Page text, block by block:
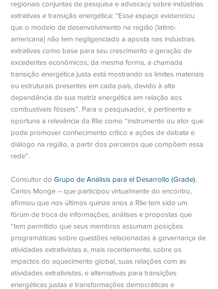
regionais conjuntas de pesquisa e advocacy sobre indústrias
extrativas e transição energética: “Esse espaço evidenciou
que o modelo de desenvolvimento na região [latino-
americana] não tem negligenciado a aposta nas indústrias
extrativas como base para seu crescimento e geração de
excedentes econômicos; da mesma forma, a chamada
transição energética justa está mostrando os limites materiais
ou estruturais presentes em cada país, devido à alta
dependência de sua matriz energética em relação aos
combustíveis fósseis”. Para o pesquisador, é pertinente e
oportuna a relevância da Rlie como “instrumento ou ator que
pode promover conhecimento crítico e ações de debate e
diálogo na região, a partir dos parceiros que compõem essa
rede”.
Consultor do Grupo de Análisis para el Desarrollo (Grade),
Carlos Monge – que participou virtualmente do encontro,
afirmou que nos últimos quinze anos a Rlie tem sido um
fórum de troca de informações, análises e propostas que
“tem permitido que seus membros assumam posições
programáticas sobre questões relacionadas à governança de
atividades extrativistas e, mais recentemente, sobre os
impactos do aquecimento global, suas relações com as
atividades extrativistas, e alternativas para transições
energéticas justas e transformações democráticas e